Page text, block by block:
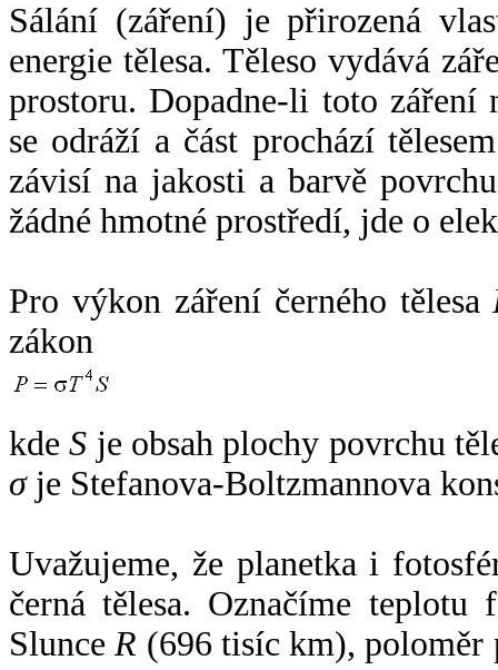
Sálání (záření) je přirozená
energie tělesa. Těleso vydává
prostoru. Dopadne-li toto záření
se odráží a část prochází
závisí na jakosti a barvě
žádné hmotné prostředí, jde o
Pro výkon záření černého tělesa
zákon
kdeS je obsah plochy povrchu
σje Stefanova-Boltzmannova
Uvažujeme, že planetka i
černá tělesa. Označíme
SlunceR (696 tisíc km),